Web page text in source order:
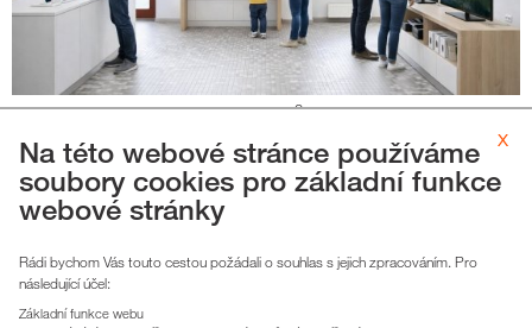
Pronájem obchodní prostor, 72m2, Slovenského národního
povstání, Havířov
Slovenského národního povstání 803/11, Havířov -
Šumbark
cena služeb cca 3 600,-/měsíc
x
Na této webové stránce používáme
soubory cookies pro základní funkce
webové stránky
Rádi bychom Vás touto cestou požádali o souhlas s jejich zpracováním. Pro
následující účel:
Základní funkce webu